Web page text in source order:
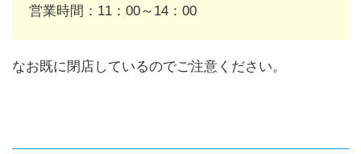
営業時間：11：00～14：00
なお既に閉店しているのでご注意ください。